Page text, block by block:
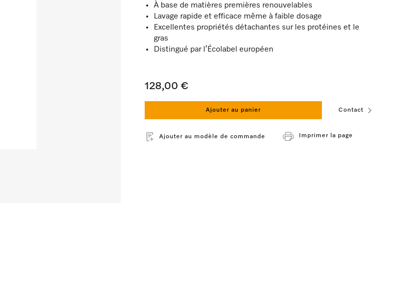
À base de matières premières renouvelables
Lavage rapide et efficace même à faible dosage
Excellentes propriétés détachantes sur les protéines et le
gras
Distingué par l’Écolabel européen
128,00 €
Ajouter au panier Contact
Ajouter au modèle de commande Imprimer la page